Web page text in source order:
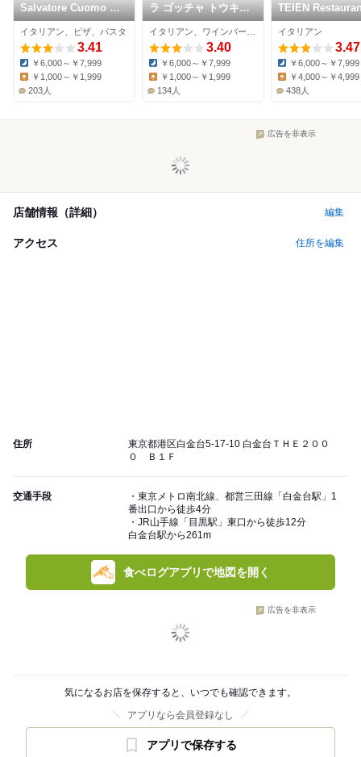
Salvatore Cuomo 白
金高輪
イタリアン、ピザ、パスタ
3.41
Dinner:
￥6,000～￥7,999
￥1,000～￥1,999
203人
ラ ゴッチャ トウキョ
ウ
3.40
Dinner:
￥6,000～￥7,999
￥1,000～￥1,999
134人
TEIEN
comodo
イタリアン
3.47
Dinner:
￥6,000～￥7,999
￥4,000～￥4,999
438人
広告を非表示
店舗情報（詳細） 編集
アクセス 住所を編集
住所
東京都港区白金台5-17-10 白金台ＴＨＥ２００
０ Ｂ１Ｆ
交通手段
・東京メトロ南北線、都営三田線「白金台駅」1
番出口から徒歩4分
・JR山手線「目黒駅」東口から徒歩12分
白金台駅から261m
食べログアプリで地図を開く
広告を非表示
気になるお店を保存すると、いつでも確認できます。
アプリなら会員登録なし
アプリで保存する